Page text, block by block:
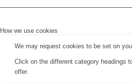
How we use cookies
We may request cookies to be set on
Click on the different category headings
offer.